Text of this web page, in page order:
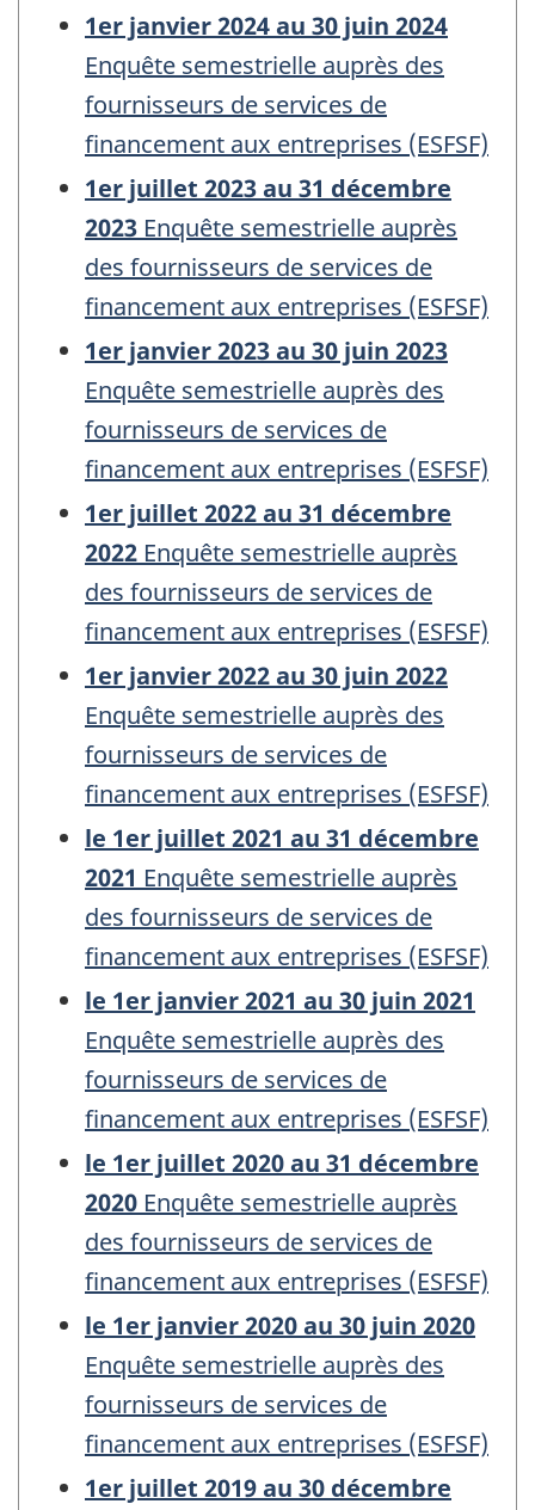
1er janvier 2024 au 30 juin 2024
Enquête semestrielle auprès des
fournisseurs de services de
financement aux entreprises (ESFSF)
1er juillet 2023 au 31 décembre
2023 Enquête semestrielle auprès
des fournisseurs de services de
financement aux entreprises (ESFSF)
1er janvier 2023 au 30 juin 2023
Enquête semestrielle auprès des
fournisseurs de services de
financement aux entreprises (ESFSF)
1er juillet 2022 au 31 décembre
2022 Enquête semestrielle auprès
des fournisseurs de services de
financement aux entreprises (ESFSF)
1er janvier 2022 au 30 juin 2022
Enquête semestrielle auprès des
fournisseurs de services de
financement aux entreprises (ESFSF)
le 1er juillet 2021 au 31 décembre
2021 Enquête semestrielle auprès
des fournisseurs de services de
financement aux entreprises (ESFSF)
le 1er janvier 2021 au 30 juin 2021
Enquête semestrielle auprès des
fournisseurs de services de
financement aux entreprises (ESFSF)
le 1er juillet 2020 au 31 décembre
2020 Enquête semestrielle auprès
des fournisseurs de services de
financement aux entreprises (ESFSF)
le 1er janvier 2020 au 30 juin 2020
Enquête semestrielle auprès des
fournisseurs de services de
financement aux entreprises (ESFSF)
1er juillet 2019 au 30 décembre